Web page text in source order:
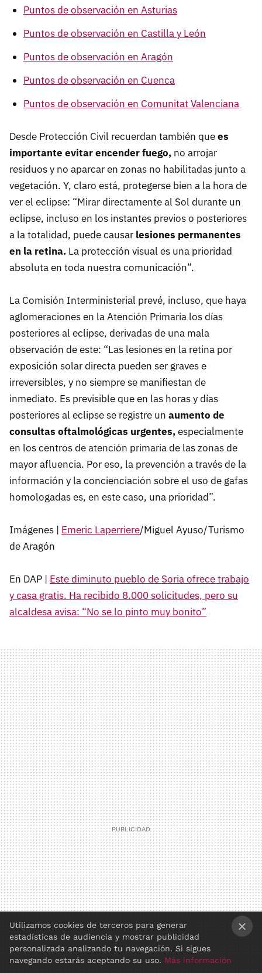
Puntos de observación en Asturias
Puntos de observación en Castilla y León
Puntos de observación en Aragón
Puntos de observación en Cuenca
Puntos de observación en Comunitat Valenciana
Desde Protección Civil recuerdan también quees
importante evitar encender fuego, no arrojar
residuos y no aparcar en zonas no habilitadas junto a
vegetación. Y, claro está, protegerse bien a la hora de
ver el eclipse: “Mirar directamente al Sol durante un
eclipse, incluso en los instantes previos o posteriores
a la totalidad, puede causar lesiones permanentes
en la retina. La protección visual es una prioridad
absoluta en toda nuestra comunicación”.
La Comisión Interministerial prevé, incluso, que haya
aglomeraciones en la Atención Primaria los días
posteriores al eclipse, derivadas de una mala
observación de este: “Las lesiones en la retina por
exposición solar directa pueden ser graves e
irreversibles, y no siempre se manifiestan de
inmediato. Es previsible que en las horas y días
posteriores al eclipse se registre un aumento de
consultas oftalmológicas urgentes,especialmente
en los centros de atención primaria de las zonas de
mayor afluencia. Por eso, la prevención a través de la
información y la concienciación sobre el uso de gafas
homologadas es, en este caso, una prioridad”.
Imágenes | Emeric Laperriere/Miguel Ayuso/Turismo
de Aragón
En DAP | Este diminuto pueblo de Soria ofrece trabajo
y casa gratis. Ha recibido 8.000 solicitudes, pero su
alcaldesa avisa: “No se lo pinto muy bonito”
Utilizamos cookies de terceros para generar
estadísticas de audiencia y mostrar publicidad
personalizada analizando tu navegación. Si sigues
navegando estarás aceptando su uso. Más información